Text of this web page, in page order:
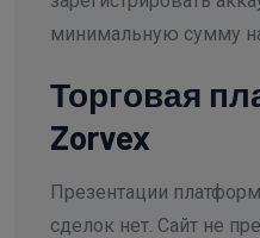
минимальную сумму
Торговая
Zorvex
Презентации
сделок нет. Сайт не